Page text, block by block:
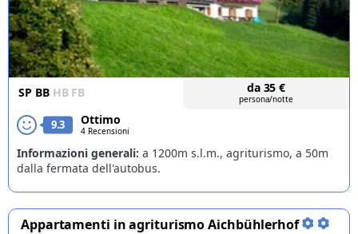
SP BB HB FB da 35 €
persona/notte
9.3 Ottimo
4 Recensioni
Informazioni generali: a 1200m s.l.m., agriturismo, a 50m
dalla fermata dell'autobus.
Appartamenti in agriturismo Aichbühlerhof